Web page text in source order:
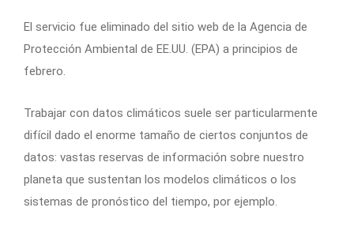
El servicio fue eliminado del sitio web de la Agencia de
Protección Ambiental de EE.UU. (EPA) a principios de
febrero.
Trabajar con datos climáticos suele ser particularmente
difícil dado el enorme tamaño de ciertos conjuntos de
datos: vastas reservas de información sobre nuestro
planeta que sustentan los modelos climáticos o los
sistemas de pronóstico del tiempo, por ejemplo.